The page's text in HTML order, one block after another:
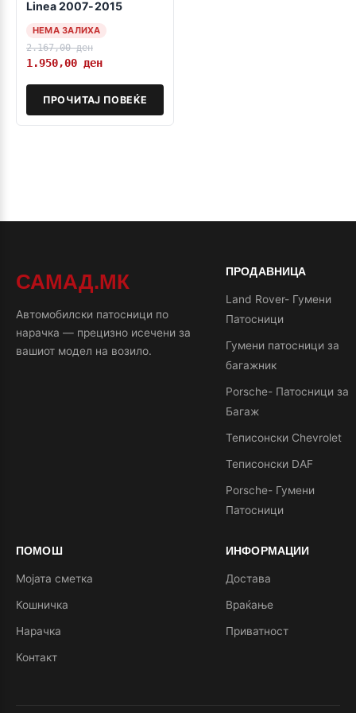
Linea 2007-2015
НЕМА ЗАЛИХА
2.167,00ден
1.950,00 ден
ПРОЧИТАЈ ПОВЕЌЕ
САМАД.МК
Автомобилски патосници по
нарачка — прецизно исечени за
вашиот модел на возило.
ПРОДАВНИЦА
Land Rover- Гумени
Патосници
Гумени патосници за
багажник
Porsche- Патосници за
Багаж
Теписонски Chevrolet
Теписонски DAF
Porsche- Гумени
Патосници
ПОМОШ
Мојата сметка
Кошничка
Нарачка
Контакт
ИНФОРМАЦИИ
Достава
Враќање
Приватност